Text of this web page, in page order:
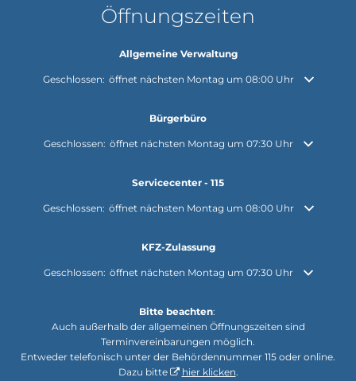
Öffnungszeiten
Allgemeine Verwaltung
Klicken, um weitere Öffnungs- oder Schließzeiten auszublenden
Geschlossen: öffnet nächsten Montag um 08:00 Uhr
Bürgerbüro
Klicken, um weitere Öffnungs- oder Schließzeiten auszublenden
Geschlossen: öffnet nächsten Montag um 07:30 Uhr
Servicecenter - 115
Klicken, um weitere Öffnungs- oder Schließzeiten auszublenden
Geschlossen: öffnet nächsten Montag um 08:00 Uhr
KFZ-Zulassung
Klicken, um weitere Öffnungs- oder Schließzeiten auszublenden
Geschlossen: öffnet nächsten Montag um 07:30 Uhr
Bitte beachten:
Auch außerhalb der allgemeinen Öffnungszeiten sind
Terminvereinbarungen möglich.
Entweder telefonisch unter der Behördennummer 115 oder online.
Dazu bitte
hier klicken.